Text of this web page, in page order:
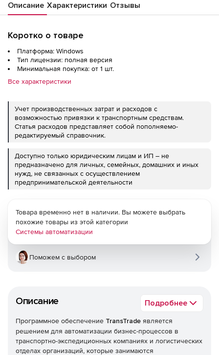
Описание Характеристики Отзывы
Коротко о товаре
Платформа: Windows
Тип лицензии: полная версия
Минимальная покупка: от 1 шт.
Все характеристики
Учет производственных затрат и расходов с
возможностью привязки к транспортным средствам.
Статья расходов представляет собой пополняемо-
редактируемый справочник.
Доступно только юридическим лицам и ИП – не
предназначено для личных, семейных, домашних и иных
нужд, не связанных с осуществлением
предпринимательской деятельности
Описание Подробнее
Программное обеспечение TransTrade является
решением для автоматизации бизнес-процессов в
транспортно-экспедиционных компаниях и логистических
отделах организаций, которые занимаются
Товара временно нет в наличии. Вы можете выбрать
похожие товары из этой категории
Системы автоматизации
Поможем с выбором